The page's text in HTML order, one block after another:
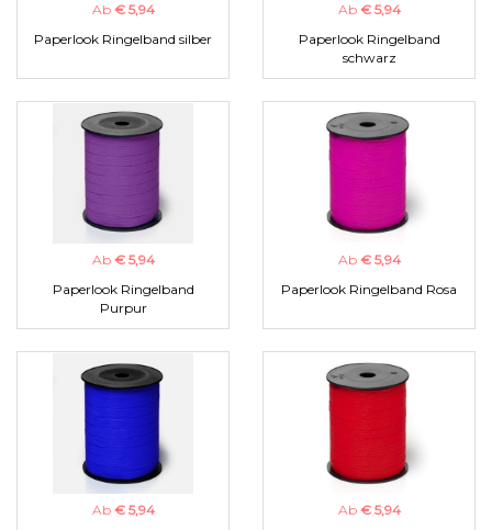
Ab € 5,94
Paperlook Ringelband silber
Ab € 5,94
Paperlook Ringelband
schwarz
Ab € 5,94
Paperlook Ringelband
Purpur
Ab € 5,94
Paperlook Ringelband Rosa
Ab € 5,94
Ab € 5,94